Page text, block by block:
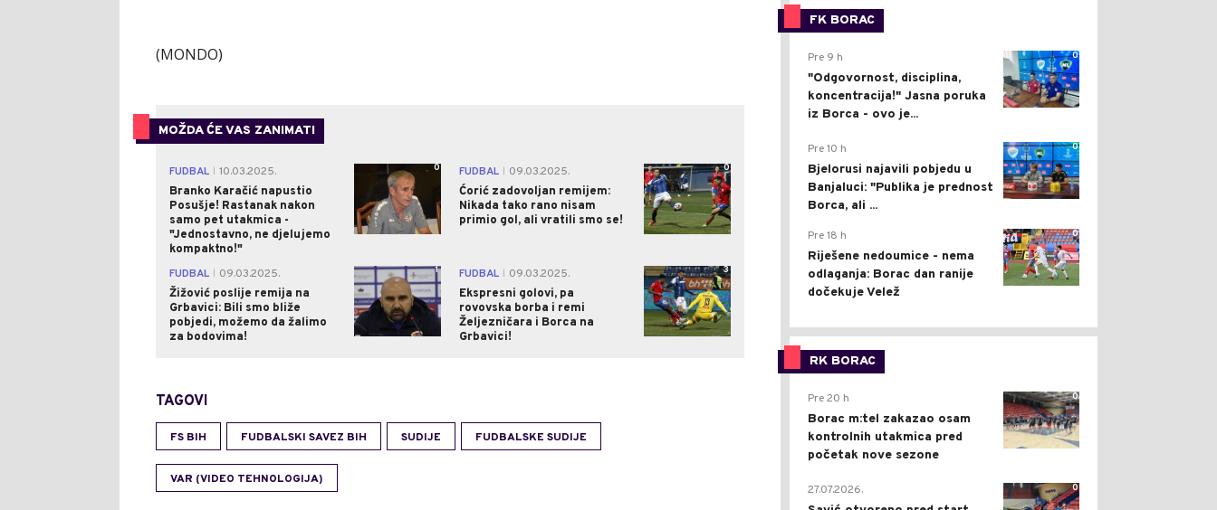
(MONDO)
MOŽDA ĆE VAS ZANIMATI
FUDBAL
10.03.2025.
Branko Karačić napustio
Posušje! Rastanak nakon
samo pet utakmica -
"Jednostavno, ne djelujemo
kompaktno!"
0 FUDBAL
09.03.2025.
Ćorić zadovoljan remijem:
Nikada tako rano nisam
primio gol, ali vratili smo se!
0
FUDBAL
09.03.2025.
Žižović poslije remija na
Grbavici: Bili smo bliže
pobjedi, možemo da žalimo
za bodovima!
1 FUDBAL
09.03.2025.
Ekspresni golovi, pa
rovovska borba i remi
Željezničara i Borca na
Grbavici!
3
TAGOVI
FS BIH FUDBALSKI SAVEZ BIH SUDIJE FUDBALSKE SUDIJE
VAR (VIDEO TEHNOLOGIJA)
FK BORAC
0
Pre 9 h
"Odgovornost, disciplina,
koncentracija!" Jasna poruka
iz Borca - ovo je...
0
Pre 10 h
Bjelorusi najavili pobjedu u
Banjaluci: "Publika je prednost
Borca, ali ...
0
Pre 18 h
Riješene nedoumice - nema
odlaganja: Borac dan ranije
dočekuje Velež
RK BORAC
0
Pre 20 h
Borac m:tel zakazao osam
kontrolnih utakmica pred
početak nove sezone
0
27.07.2026.